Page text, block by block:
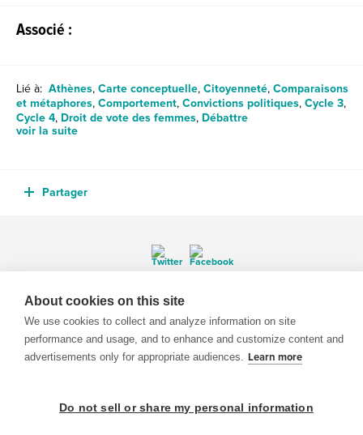
Associé :
Lié à: Athènes, Carte conceptuelle, Citoyenneté, Comparaisons
et métaphores, Comportement, Convictions politiques, Cycle 3,
Cycle 4, Droit de vote des femmes, Débattre
voir la suite
Partager
© 1999-2026 BrainPOP. Tous droits réservés.
About cookies on this site
We use cookies to collect and analyze information on site
performance and usage, and to enhance and customize content and
advertisements only for appropriate audiences. Learn more
Do not sell or share my personal information